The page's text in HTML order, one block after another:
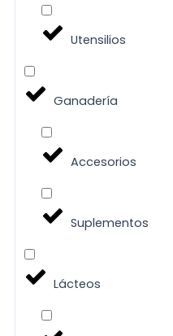
Utensilios
Ganadería
Accesorios
Suplementos
Lácteos